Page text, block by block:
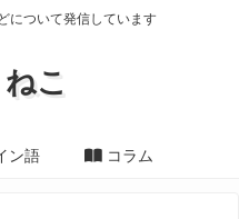
について発信しています
こ
ン語 コラム